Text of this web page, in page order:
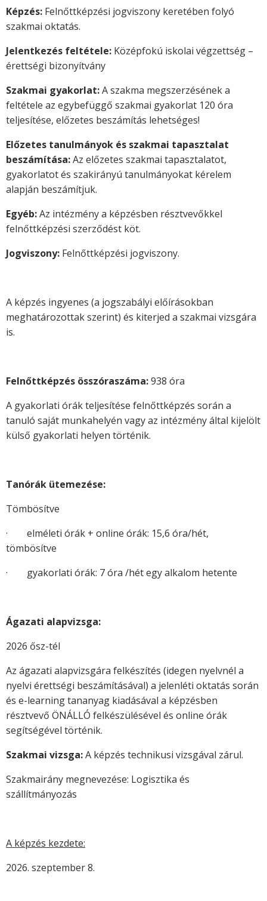
Képzés: Felnőttképzési jogviszony keretében folyó
szakmai oktatás.
Jelentkezés feltétele: Középfokú iskolai végzettség –
érettségi bizonyítvány
Szakmai gyakorlat:A szakma megszerzésének a
feltétele az egybefüggő szakmai gyakorlat 120 óra
teljesítése, előzetes beszámítás lehetséges!
Előzetes tanulmányok és szakmai tapasztalat
beszámítása:Az előzetes szakmai tapasztalatot,
gyakorlatot és szakirányú tanulmányokat kérelem
alapján beszámítjuk.
Egyéb:Az intézmény a képzésben résztvevőkkel
felnőttképzési szerződést köt.
Jogviszony: Felnőttképzési jogviszony.
A képzés ingyenes (a jogszabályi előírásokban
meghatározottak szerint) és kiterjed a szakmai vizsgára
is.
Felnőttképzés összóraszáma:938 óra
A gyakorlati órák teljesítése felnőttképzés során a
tanuló saját munkahelyén vagy az intézmény által kijelölt
külső gyakorlati helyen történik.
Tanórák ütemezése:
Tömbösítve
· elméleti órák + online órák: 15,6 óra/hét,
tömbösítve
· gyakorlati órák: 7 óra /hét egy alkalom hetente
Ágazati alapvizsga:
2026 ősz-tél
Az ágazati alapvizsgára felkészítés (idegen nyelvnél a
nyelvi érettségi beszámításával) a jelenléti oktatás során
és e-learning tananyag kiadásával a képzésben
résztvevő ÖNÁLLÓ felkészülésével és online órák
segítségével történik.
Szakmai vizsga:A képzés technikusi vizsgával zárul.
Szakmairány megnevezése: Logisztika és
szállítmányozás
A képzés kezdete:
2026. szeptember 8.